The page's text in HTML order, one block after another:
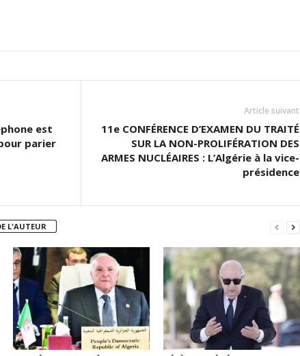
est
parier
Article suivant
11e CONFÉRENCE D’EXAMEN DU TRAITÉ
SUR LA NON-PROLIFÉRATION DES
ARMES NUCLÉAIRES : L’Algérie à la vice-
présidence
L'AUTEUR